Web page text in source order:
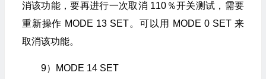
消该功能，要再进行一次取消 110％开关测试，需要
重新操作 MODE 13 SET。可以用 MODE 0 SET 来
取消该功能。
9）MODE 14 SET